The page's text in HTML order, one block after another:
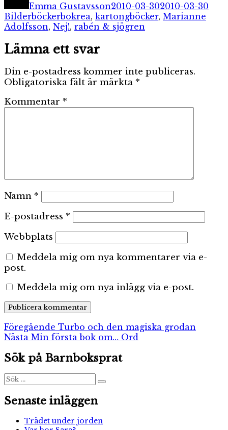
Emma Gustavsson2010-03-302010-03-30
BilderböckerEtiketter
bokrea, kartongböcker, Marianne
Adolfsson, Nej!, rabén & sjögren
Lämna ett svar
Din e-postadress kommer inte publiceras.
Obligatoriska fält är märkta *
Kommentar *
Namn *
E-postadress *
Webbplats
Meddela mig om nya kommentarer via e-
post.
Meddela mig om nya inlägg via e-post.
Inläggsnavigering
Föregående Föregående
inlägg:
Turbo och den magiska grodan
Nästa Nästa
Min första bok om… Ord
Sök på Barnboksprat
Sök
efter:
Sök
Senaste inläggen
Trädet under jorden